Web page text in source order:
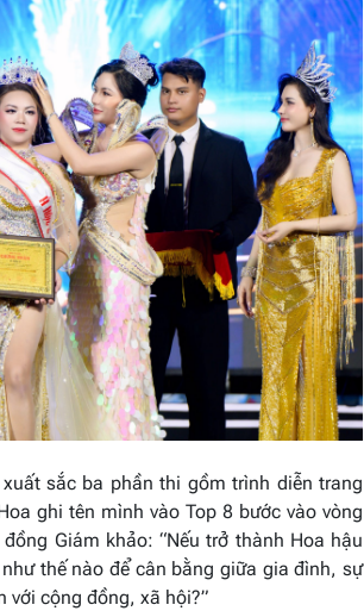
sắc ba phần thi gồm trình diễn trang
ghi tên mình vào Top 8 bước vào vòng
Giám khảo: “Nếu trở thành Hoa hậu
thế nào để cân bằng giữa gia đình, sự
với cộng đồng, xã hội?”